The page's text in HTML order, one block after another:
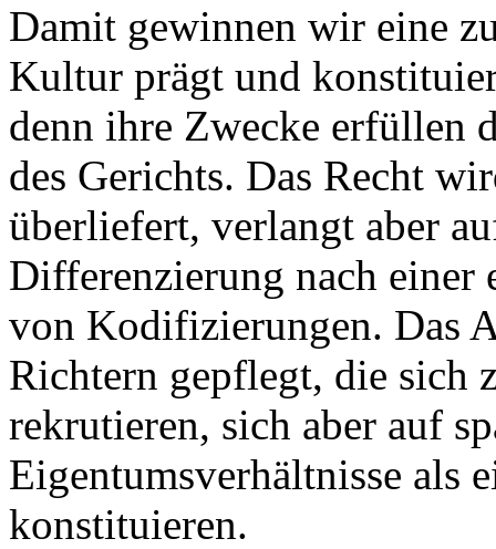
Damit gewinnen wir eine
Kultur prägt und
denn ihre Zwecke erfüllen
des Gerichts. Das Recht
überliefert, verlangt aber
Differenzierung nach
von Kodifizierungen. Das
Richtern gepflegt, die sich
rekrutieren, sich aber auf
Eigentumsverhältnisse als
konstituieren.